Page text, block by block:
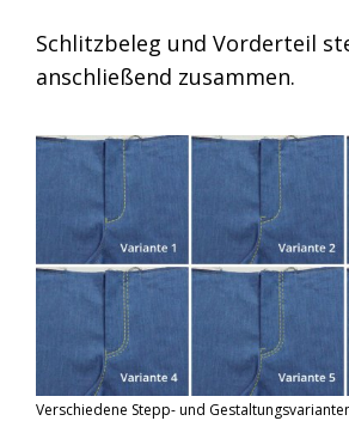
Schlitzbeleg und Vorderteil
anschließend zusammen.
Verschiedene Stepp- und